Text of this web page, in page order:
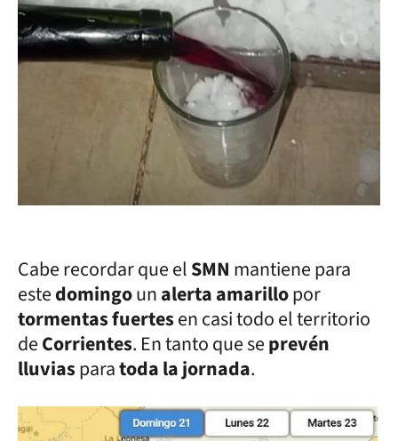
Cabe recordar que elSMN mantiene para
estedomingounalerta amarillopor
tormentas fuertesen casi todo el territorio
deCorrientes. En tanto que seprevén
lluviasparatoda la jornada.